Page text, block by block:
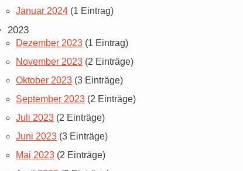
Januar 2024 (1 Eintrag)
2023
Dezember 2023 (1 Eintrag)
November 2023 (2 Einträge)
Oktober 2023 (3 Einträge)
September 2023 (2 Einträge)
Juli 2023 (2 Einträge)
Juni 2023 (3 Einträge)
Mai 2023 (2 Einträge)